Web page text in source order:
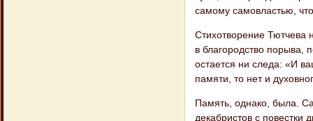
самому самовластью,
Стихотворение Тютчева
в благородство порыва,
остается ни следа: «И
памяти, то нет и
Память, однако, была.
декабристов с